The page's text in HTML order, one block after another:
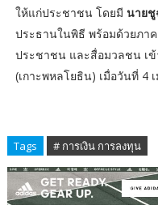
ให้แก่ประชาชน โดยมี นายชู
ประธานในพิธี พร้อมด้วยภา
ประชาชน และสื่อมวลชน เ
(เกาะพหลโยธิน) เมื่อวันที่ 4
Tags # การเงิน การลงทุน